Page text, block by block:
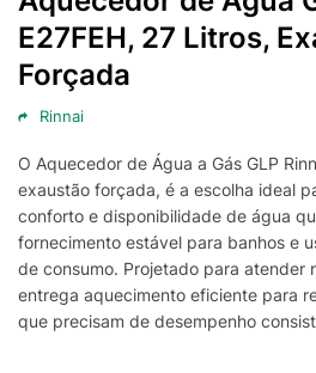
E27FEH, 27 Litros,
Forçada
Rinnai
O Aquecedor de Água a Gás GLP
exaustão forçada, é a escolha ideal
conforto e disponibilidade de água
fornecimento estável para banhos e
de consumo. Projetado para atender
entrega aquecimento eficiente para
que precisam de desempenho